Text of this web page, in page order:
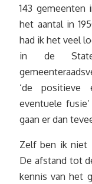
143 gemeenten
het aantal in
had ik het veel
in de
‘de positieve
eventuele
gaan er dan
Zelf ben ik niet
De afstand tot
kennis van het